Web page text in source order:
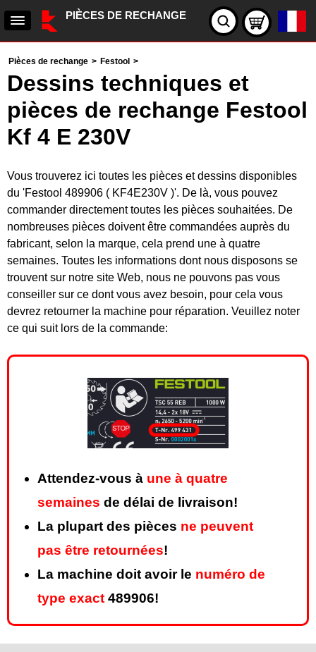
PIÈCES DE RECHANGE
Pièces de rechange > Festool >
Dessins techniques et
pièces de rechange Festool
Kf 4 E 230V
Vous trouverez ici toutes les pièces et dessins disponibles
du 'Festool 489906 ( KF4E230V )'. De là, vous pouvez
commander directement toutes les pièces souhaitées. De
nombreuses pièces doivent être commandées auprès du
fabricant, selon la marque, cela prend une à quatre
semaines. Toutes les informations dont nous disposons se
trouvent sur notre site Web, nous ne pouvons pas vous
conseiller sur ce dont vous avez besoin, pour cela vous
devrez retourner la machine pour réparation. Veuillez noter
ce qui suit lors de la commande:
Attendez-vous à une à quatre
semaines de délai de livraison!
La plupart des pièces ne peuvent
pas être retournées!
La machine doit avoir le numéro de
type exact 489906!